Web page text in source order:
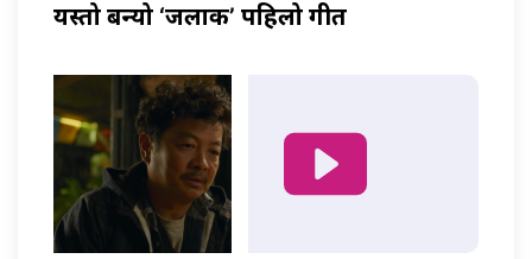
यस्तो बन्यो ‘जलाकी’ पहिलो गीत